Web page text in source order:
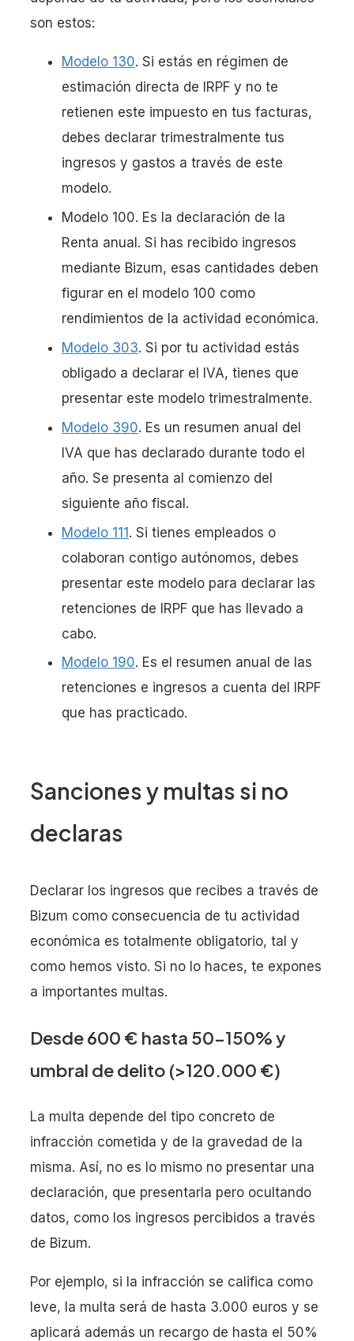
son estos:
Modelo 130. Si estás en régimen de
estimación directa de IRPF y no te
retienen este impuesto en tus facturas,
debes declarar trimestralmente tus
ingresos y gastos a través de este
modelo.
Modelo 100. Es la declaración de la
Renta anual. Si has recibido ingresos
mediante Bizum, esas cantidades deben
figurar en el modelo 100 como
rendimientos de la actividad económica.
Modelo 303. Si por tu actividad estás
obligado a declarar el IVA, tienes que
presentar este modelo trimestralmente.
Modelo 390. Es un resumen anual del
IVA que has declarado durante todo el
año. Se presenta al comienzo del
siguiente año fiscal.
Modelo 111. Si tienes empleados o
colaboran contigo autónomos, debes
presentar este modelo para declarar las
retenciones de IRPF que has llevado a
cabo.
Modelo 190. Es el resumen anual de las
retenciones e ingresos a cuenta del IRPF
que has practicado.
Sanciones y multas si no
declaras
Declarar los ingresos que recibes a través de
Bizum como consecuencia de tu actividad
económica es totalmente obligatorio, tal y
como hemos visto. Si no lo haces, te expones
a importantes multas.
Desde 600 € hasta 50-150% y
umbral de delito (>120.000 €)
La multa depende del tipo concreto de
infracción cometida y de la gravedad de la
misma. Así, no es lo mismo no presentar una
declaración, que presentarla pero ocultando
datos, como los ingresos percibidos a través
de Bizum.
Por ejemplo, si la infracción se califica como
leve, la multa será de hasta 3.000 euros y se
aplicará además un recargo de hasta el 50%